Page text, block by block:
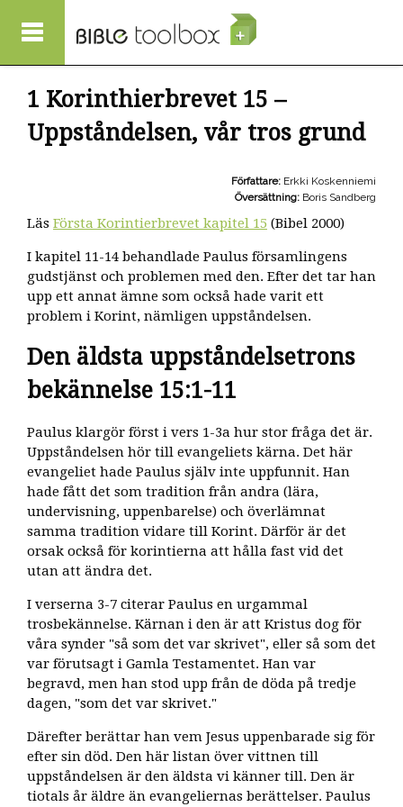
1 Korinthierbrevet 15 –
Uppståndelsen, vår tros grund
Författare: Erkki Koskenniemi
Översättning: Boris Sandberg
Läs Första Korintierbrevet kapitel 15 (Bibel 2000)
I kapitel 11-14 behandlade Paulus församlingens
gudstjänst och problemen med den. Efter det tar han
upp ett annat ämne som också hade varit ett
problem i Korint, nämligen uppståndelsen.
Den äldsta uppståndelsetrons
bekännelse 15:1-11
Paulus klargör först i vers 1-3a hur stor fråga det är.
Uppståndelsen hör till evangeliets kärna. Det här
evangeliet hade Paulus själv inte uppfunnit. Han
hade fått det som tradition från andra (lära,
undervisning, uppenbarelse) och överlämnat
samma tradition vidare till Korint. Därför är det
orsak också för korintierna att hålla fast vid det
utan att ändra det.
I verserna 3-7 citerar Paulus en urgammal
trosbekännelse. Kärnan i den är att Kristus dog för
våra synder "så som det var skrivet", eller så som det
var förutsagt i Gamla Testamentet. Han var
begravd, men han stod upp från de döda på tredje
dagen, "som det var skrivet."
Därefter berättar han vem Jesus uppenbarade sig för
efter sin död. Den här listan över vittnen till
uppståndelsen är den äldsta vi känner till. Den är
tiotals år äldre än evangeliernas berättelser. Paulus